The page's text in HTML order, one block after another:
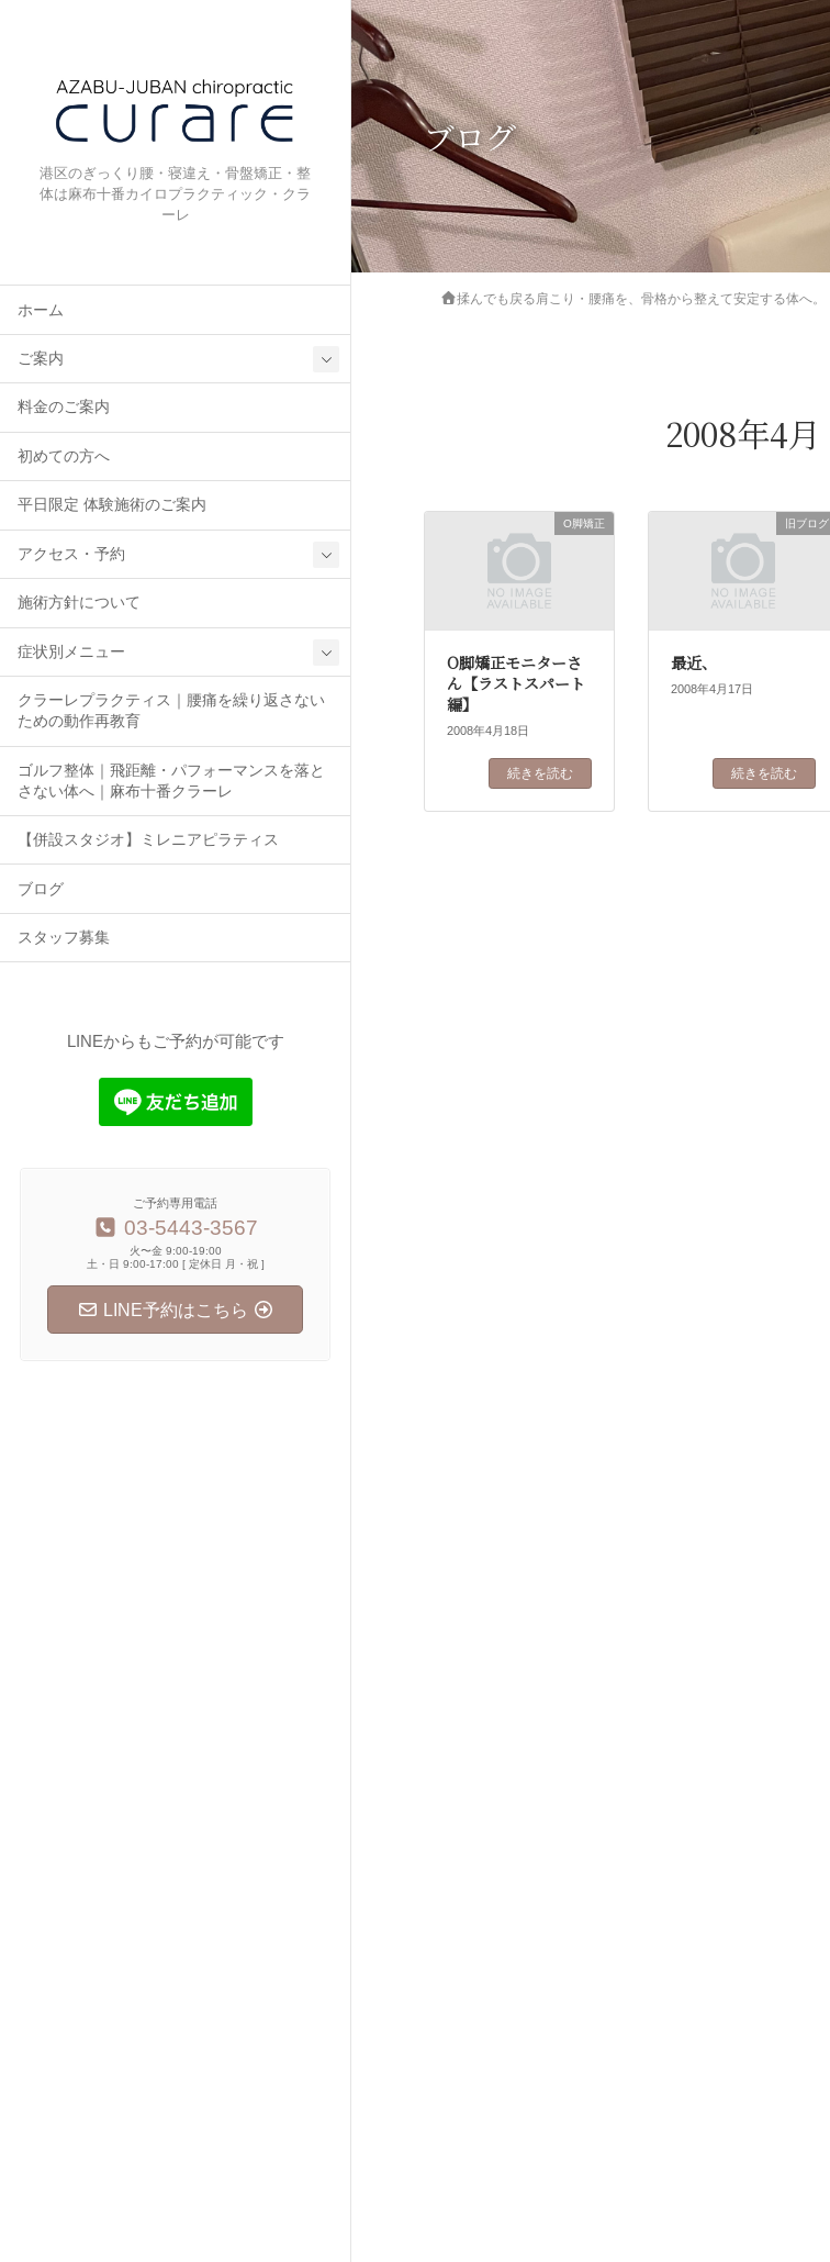
港区のぎっくり腰・寝違え・骨盤矯正・整
体は麻布十番カイロプラクティック・クラ
ーレ
ホーム
ご案内
料金のご案内
初めての方へ
平日限定 体験施術のご案内
アクセス・予約
施術方針について
症状別メニュー
クラーレプラクティス｜腰痛を繰り返さない
ための動作再教育
ゴルフ整体｜飛距離・パフォーマンスを落と
さない体へ｜麻布十番クラーレ
【併設スタジオ】ミレニアピラティス
ブログ
スタッフ募集
LINEからもご予約が可能です
ご予約専用電話
03-5443-3567
火〜金 9:00-19:00
土・日 9:00-17:00 [ 定休日 月・祝 ]
LINE予約はこちら
ブログ
揉んでも戻る肩こり・腰痛を、骨格から整えて安定する体へ。
2008年4月
O脚矯正
O脚矯正モニターさ
ん【ラストスパート
編】
2008年4月18日
続きを読む
旧ブログ
最近、
2008年4月17日
続きを読む